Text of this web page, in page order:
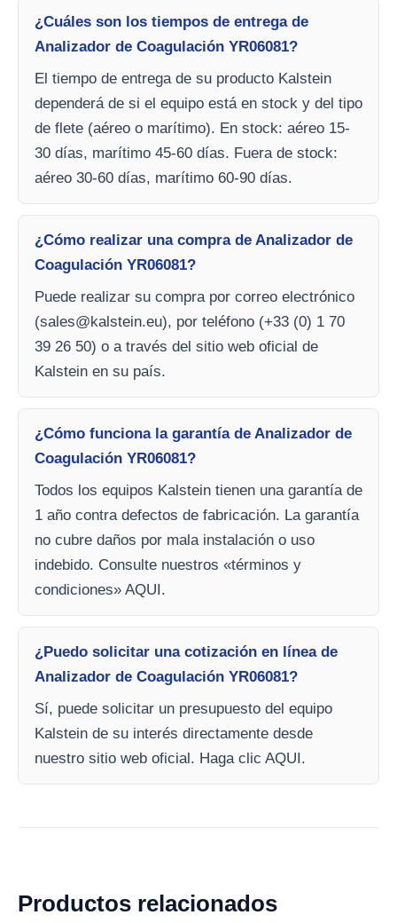
¿Cuáles son los tiempos de entrega de
Analizador de Coagulación YR06081?
El tiempo de entrega de su producto Kalstein
dependerá de si el equipo está en stock y del tipo
de flete (aéreo o marítimo). En stock: aéreo 15-
30 días, marítimo 45-60 días. Fuera de stock:
aéreo 30-60 días, marítimo 60-90 días.
¿Cómo realizar una compra de Analizador de
Coagulación YR06081?
Puede realizar su compra por correo electrónico
(sales@kalstein.eu), por teléfono (+33 (0) 1 70
39 26 50) o a través del sitio web oficial de
Kalstein en su país.
¿Cómo funciona la garantía de Analizador de
Coagulación YR06081?
Todos los equipos Kalstein tienen una garantía de
1 año contra defectos de fabricación. La garantía
no cubre daños por mala instalación o uso
indebido. Consulte nuestros «términos y
condiciones» AQUI.
¿Puedo solicitar una cotización en línea de
Analizador de Coagulación YR06081?
Sí, puede solicitar un presupuesto del equipo
Kalstein de su interés directamente desde
nuestro sitio web oficial. Haga clic AQUI.
Productos relacionados